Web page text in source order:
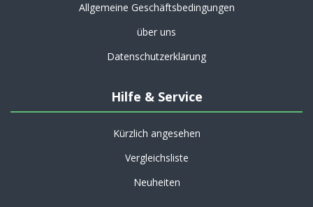
Allgemeine Geschäftsbedingungen
über uns
Datenschutzerklärung
Hilfe & Service
Kürzlich angesehen
Vergleichsliste
Neuheiten